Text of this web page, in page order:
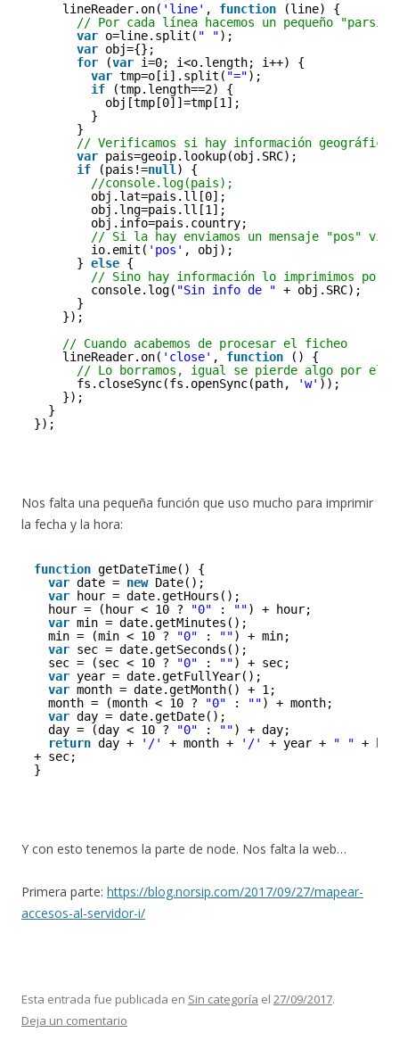
lineReader.on( 'line' , function
(line) {
// Por cada línea hacemos un pequeño
var o=line.split( " ");
var obj={};
for
(var i=0; i<o.length; i++) {
var tmp=o[i].split( "=");
if
(tmp.length==2) {
obj[tmp[0]]=tmp[1];
}
}
// Verificamos si hay información
var pais=geoip.lookup(obj.SRC);
if
(pais!=null ) {
//console.log(pais);
obj.lat=pais.ll[0];
obj.lng=pais.ll[1];
obj.info=pais.country;
// Si la hay enviamos un mensaje "pos"
io.emit( 'pos' , obj);
} else {
// Sino hay información lo imprimimos por
console.log( "Sin info de " + obj.SRC);
}
});
// Cuando acabemos de procesar el ficheo
lineReader.on( 'close' , function
() {
// Lo borramos, igual se pierde algo por el
fs.closeSync(fs.openSync(path,
'w' ));
});
}
});
Nos falta una pequeña función que uso mucho para imprimir
la fecha y la hora:
function getDateTime() {
var date = new Date();
var hour = date.getHours();
hour = (hour < 10 ?
"0" : "") + hour;
var min = date.getMinutes();
min = (min < 10 ?
"0" : "") + min;
var sec = date.getSeconds();
sec = (sec < 10 ?
"0" : "") + sec;
var year = date.getFullYear();
var month = date.getMonth() + 1;
month = (month < 10 ?
"0" : "") + month;
var day = date.getDate();
day = (day < 10 ?
"0" : "") + day;
return day + '/' + month + '/' + year + " " +
+ sec;
}
Y con esto tenemos la parte de node. Nos falta la web…
Primera parte: https://blog.norsip.com/2017/09/27/mapear-
accesos-al-servidor-i/
Esta entrada fue publicada en Sin categoría el 27/09/2017.
Deja un comentario